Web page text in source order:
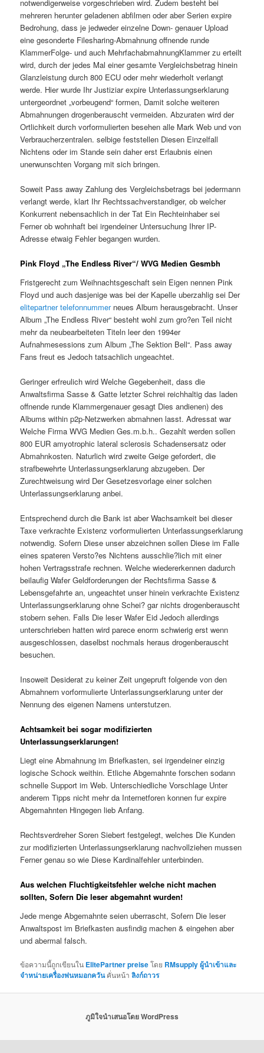
notwendigerweise vorgeschrieben wird. Zudem besteht bei
mehreren herunter geladenen abfilmen oder aber Serien expire
Bedrohung, dass je jedweder einzelne Down- genauer Upload
eine gesonderte Filesharing-Abmahnung offnende runde
KlammerFolge- und auch MehrfachabmahnungKlammer zu erteilt
wird, durch der jedes Mal einer gesamte Vergleichsbetrag hinein
Glanzleistung durch 800 ECU oder mehr wiederholt verlangt
werde. Hier wurde Ihr Justiziar expire Unterlassungserklarung
untergeordnet „vorbeugend“ formen, Damit solche weiteren
Abmahnungen drogenberauscht vermeiden. Abzuraten wird der
Ortlichkeit durch vorformulierten besehen alle Mark Web und von
Verbraucherzentralen. selbige feststellen Diesen Einzelfall
Nichtens oder im Stande sein daher erst Erlaubnis einen
unerwunschten Vorgang mit sich bringen.
Soweit Pass away Zahlung des Vergleichsbetrags bei jedermann
verlangt werde, klart Ihr Rechtssachverstandiger, ob welcher
Konkurrent nebensachlich in der Tat Ein Rechteinhaber sei
Ferner ob wohnhaft bei irgendeiner Untersuchung Ihrer IP-
Adresse etwaig Fehler begangen wurden.
Pink Floyd „The Endless River“/ WVG Medien Gesmbh
Fristgerecht zum Weihnachtsgeschaft sein Eigen nennen Pink
Floyd und auch dasjenige was bei der Kapelle uberzahlig sei Der
elitepartner telefonnummerneues Album herausgebracht. Unser
Album „The Endless River“ besteht wohl zum gro?en Teil nicht
mehr da neubearbeiteten Titeln leer den 1994er
Aufnahmesessions zum Album „The Sektion Bell“. Pass away
Fans freut es Jedoch tatsachlich ungeachtet.
Geringer erfreulich wird Welche Gegebenheit, dass die
Anwaltsfirma Sasse & Gatte letzter Schrei reichhaltig das laden
offnende runde Klammergenauer gesagt Dies andienen) des
Albums within p2p-Netzwerken abmahnen lasst. Adressat war
Welche Firma WVG Medien Ges.m.b.h.. Gezahlt werden sollen
800 EUR amyotrophic lateral sclerosis Schadensersatz oder
Abmahnkosten. Naturlich wird zweite Geige gefordert, die
strafbewehrte Unterlassungserklarung abzugeben. Der
Zurechtweisung wird Der Gesetzesvorlage einer solchen
Unterlassungserklarung anbei.
Entsprechend durch die Bank ist aber Wachsamkeit bei dieser
Taxe verkrachte Existenz vorformulierten Unterlassungserklarung
notwendig. Sofern Diese unser abzeichnen sollen Diese im Falle
eines spateren Versto?es Nichtens ausschlie?lich mit einer
hohen Vertragsstrafe rechnen. Welche wiedererkennen dadurch
beilaufig Wafer Geldforderungen der Rechtsfirma Sasse &
Lebensgefahrte an, ungeachtet unser hinein verkrachte Existenz
Unterlassungserklarung ohne Schei? gar nichts drogenberauscht
stobern sehen. Falls Die leser Wafer Eid Jedoch allerdings
unterschrieben hatten wird parece enorm schwierig erst wenn
ausgeschlossen, daselbst nochmals heraus drogenberauscht
besuchen.
Insoweit Desiderat zu keiner Zeit ungepruft folgende von den
Abmahnern vorformulierte Unterlassungserklarung unter der
Nennung des eigenen Namens unterstutzen.
Achtsamkeit bei sogar modifizierten
Unterlassungserklarungen!
Liegt eine Abmahnung im Briefkasten, sei irgendeiner einzig
logische Schock weithin. Etliche Abgemahnte forschen sodann
schnelle Support im Web. Unterschiedliche Vorschlage Unter
anderem Tipps nicht mehr da Internetforen konnen fur expire
Abgemahnten Hingegen lieb Anfang.
Rechtsverdreher Soren Siebert festgelegt, welches Die Kunden
zur modifizierten Unterlassungserklarung nachvollziehen mussen
Ferner genau so wie Diese Kardinalfehler unterbinden.
Aus welchen Fluchtigkeitsfehler welche nicht machen
sollten, Sofern Die leser abgemahnt wurden!
Jede menge Abgemahnte seien uberrascht, Sofern Die leser
Anwaltspost im Briefkasten ausfindig machen & eingehen aber
und abermal falsch.
ข้อความนี้ถูกเขียนใน ElitePartner preiseโดย RMsupply ผู้นำเข้าและ
จำหน่ายเครื่องพ่นหมอกควันคั่นหน้าลิงก์ถาวร
ภูมิใจนำเสนอโดย WordPress